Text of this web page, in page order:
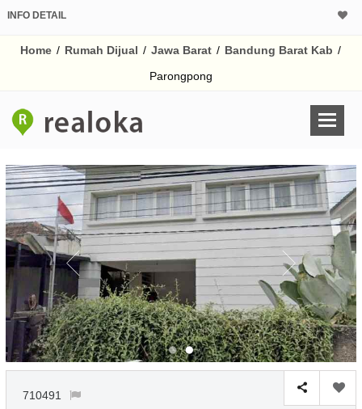
INFO DETAIL
Home / Rumah Dijual / Jawa Barat / Bandung Barat Kab /
Parongpong
710491
Harga Rp
% /th
Untuk hasil simulasi
pada kotak-
Simpan